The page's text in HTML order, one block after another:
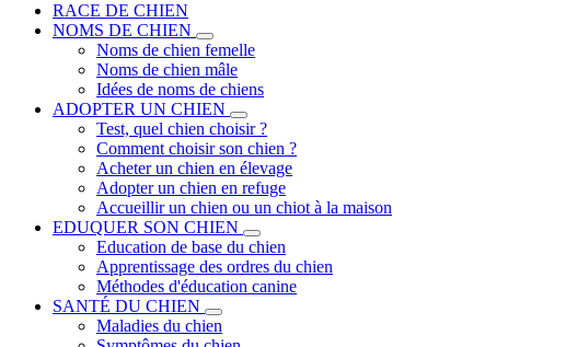
RACE DE CHIEN
NOMS DE CHIEN
Noms de chien femelle
Noms de chien mâle
Idées de noms de chiens
ADOPTER UN CHIEN
Test, quel chien choisir ?
Comment choisir son chien ?
Acheter un chien en élevage
Adopter un chien en refuge
Accueillir un chien ou un chiot à la maison
EDUQUER SON CHIEN
Education de base du chien
Apprentissage des ordres du chien
Méthodes d'éducation canine
SANTÉ DU CHIEN
Maladies du chien